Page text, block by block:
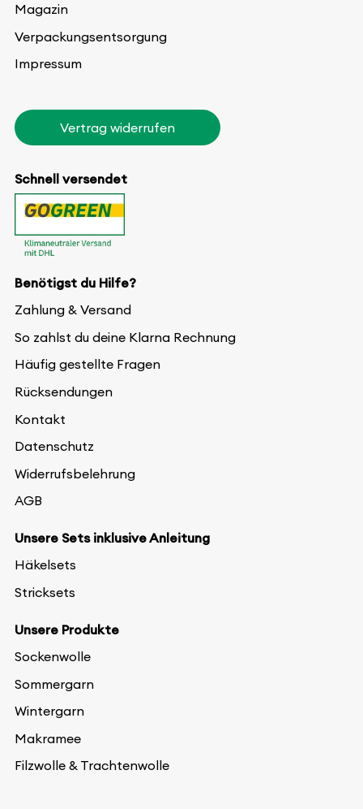
Benötigst du Hilfe?
Zahlung & Versand
So zahlst du deine Klarna Rechnung
Häufig gestellte Fragen
Rücksendungen
Kontakt
Datenschutz
Widerrufsbelehrung
AGB
Unsere Sets inklusive Anleitung
Häkelsets
Stricksets
Unsere Produkte
Sockenwolle
Sommergarn
Wintergarn
Makramee
Filzwolle & Trachtenwolle
Magazin
Verpackungsentsorgung
Impressum
Vertrag widerrufen
Schnell versendet